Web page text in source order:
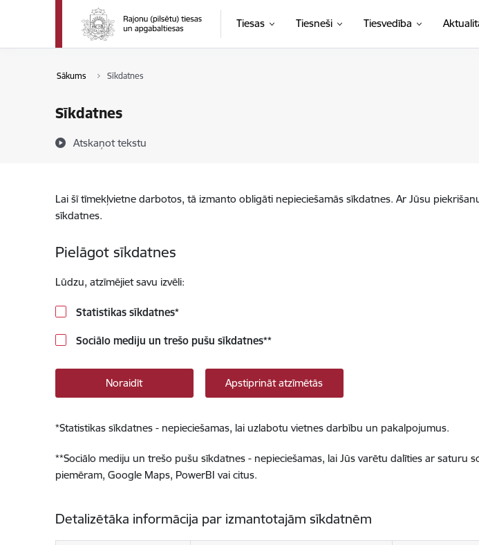
Pāriet uz lapas saturu
Tiesas Tiesneši Tiesvedība
Sākums Sīkdatnes
Sīkdatnes
Atskaņot tekstu
Lai šī tīmekļvietne darbotos, tā izmanto obligāti nepieciešamās sīkdatnes. Ar Jūsu
sīkdatnes.
Pielāgot sīkdatnes
Lūdzu, atzīmējiet savu izvēli:
Statistikas sīkdatnes*
Sociālo mediju un trešo pušu sīkdatnes**
Noraidīt Apstiprināt atzīmētās
*Statistikas sīkdatnes - nepieciešamas, lai uzlabotu vietnes darbību un pakalpojumus.
**Sociālo mediju un trešo pušu sīkdatnes - nepieciešamas, lai Jūs varētu dalīties ar saturu
piemēram, Google Maps, PowerBI vai citus.
Detalizētāka informācija par izmantotajām sīkdatnēm